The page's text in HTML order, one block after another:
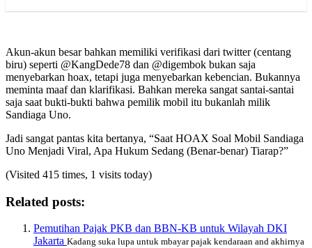
Akun-akun besar bahkan memiliki verifikasi dari twitter (centang
biru) seperti @KangDede78 dan @digembok bukan saja
menyebarkan hoax, tetapi juga menyebarkan kebencian. Bukannya
meminta maaf dan klarifikasi. Bahkan mereka sangat santai-santai
saja saat bukti-bukti bahwa pemilik mobil itu bukanlah milik
Sandiaga Uno.
Jadi sangat pantas kita bertanya, “Saat HOAX Soal Mobil Sandiaga
Uno Menjadi Viral, Apa Hukum Sedang (Benar-benar) Tiarap?”
(Visited 415 times, 1 visits today)
Related posts:
Pemutihan Pajak PKB dan BBN-KB untuk Wilayah DKI
Jakarta Kadang suka lupa untuk mbayar pajak kendaraan and akhirnya